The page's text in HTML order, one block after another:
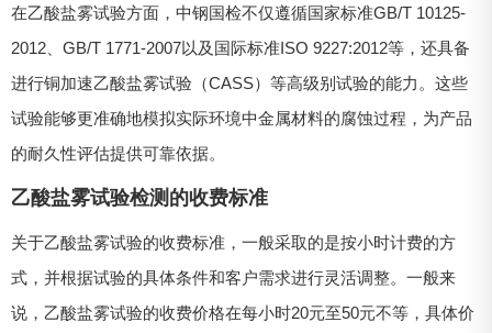
在乙酸盐雾试验方面，中钢国检不仅遵循国家标准GB/T 10125-
2012、GB/T 1771-2007以及国际标准ISO 9227:2012等，还具备
进行铜加速乙酸盐雾试验（CASS）等高级别试验的能力。这些
试验能够更准确地模拟实际环境中金属材料的腐蚀过程，为产品
的耐久性评估提供可靠依据。
乙酸盐雾试验检测的收费标准
关于乙酸盐雾试验的收费标准，一般采取的是按小时计费的方
式，并根据试验的具体条件和客户需求进行灵活调整。一般来
说，乙酸盐雾试验的收费价格在每小时20元至50元不等，具体价